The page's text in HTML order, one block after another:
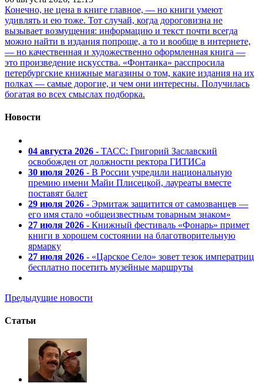
Конечно, не цена в книге главное, — но книги умеют
удивлять и ею тоже. Тот случай, когда дороговизна не
вызывает возмущения: информацию и текст почти всегда
можно найти в издания попроще, а то и вообще в интернете,
— но качественная и художественно оформленная книга —
это произведение искусства. «Фонтанка» расспросила
петербургские книжные магазины о том, какие издания на их
полках — самые дорогие, и чем они интересны. Получилась
богатая во всех смыслах подборка.
Новости
04 августа 2026 - ТАСС: Григорий Заславский
освобожден от должности ректора ГИТИСа
30 июля 2026 - В России учредили национальную
премию имени Майи Плисецкой, лауреаты вместе
поставят балет
29 июля 2026 - Эрмитаж защитится от самозванцев —
его имя стало «общеизвестным товарным знаком»
27 июля 2026 - Книжный фестиваль «Фонарь» примет
книги в хорошем состоянии на благотворительную
ярмарку
27 июля 2026 - «Царское Село» зовет тезок императриц
бесплатно посетить музейные маршруты
Предыдущие новости
Статьи